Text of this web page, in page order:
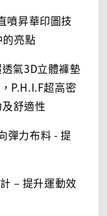
噴昇華印圖技
亮點
氣3D立體褲墊
P.H.I.F超高密
舒適性
彈力布料 - 提
– 提升運動效